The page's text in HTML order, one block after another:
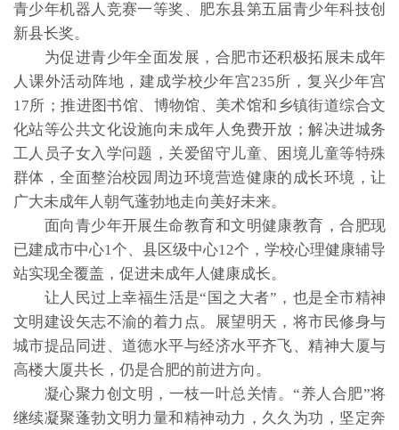
青少年机器人竞赛一等奖、肥东县第五届青少年科技创
新县长奖。
为促进青少年全面发展，合肥市还积极拓展未成年
人课外活动阵地，建成学校少年宫235所，复兴少年宫
17所；推进图书馆、博物馆、美术馆和乡镇街道综合文
化站等公共文化设施向未成年人免费开放；解决进城务
工人员子女入学问题，关爱留守儿童、困境儿童等特殊
群体，全面整治校园周边环境营造健康的成长环境，让
广大未成年人朝气蓬勃地走向美好未来。
面向青少年开展生命教育和文明健康教育，合肥现
已建成市中心1个、县区级中心12个，学校心理健康辅导
站实现全覆盖，促进未成年人健康成长。
让人民过上幸福生活是“国之大者”，也是全市精神
文明建设矢志不渝的着力点。展望明天，将市民修身与
城市提品同进、道德水平与经济水平齐飞、精神大厦与
高楼大厦共长，仍是合肥的前进方向。
凝心聚力创文明，一枝一叶总关情。“养人合肥”将
继续凝聚蓬勃文明力量和精神动力，久久为功，坚定奔